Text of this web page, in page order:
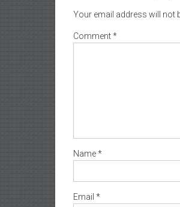
Your email address will not
Comment*
Name*
Email *